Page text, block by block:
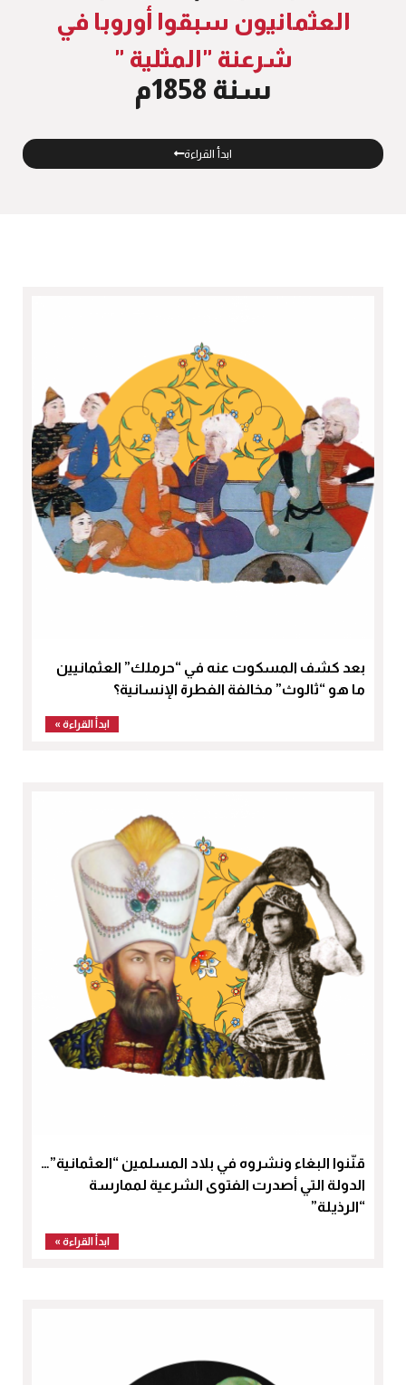
العثمانيون سبقوا أوروبا في
شرعنة "المثلية "
سنة 1858م
ابدأ القراءة
بعد كشف المسكوت عنه في “حرملك” العثمانيين
ما هو “ثالوث” مخالفة الفطرة الإنسانية؟
ابدأ القراءة »
قنّنوا البغاء ونشروه في بلاد المسلمين “العثمانية”…
الدولة التي أصدرت الفتوى الشرعية لممارسة
“الرذيلة”
ابدأ القراءة »